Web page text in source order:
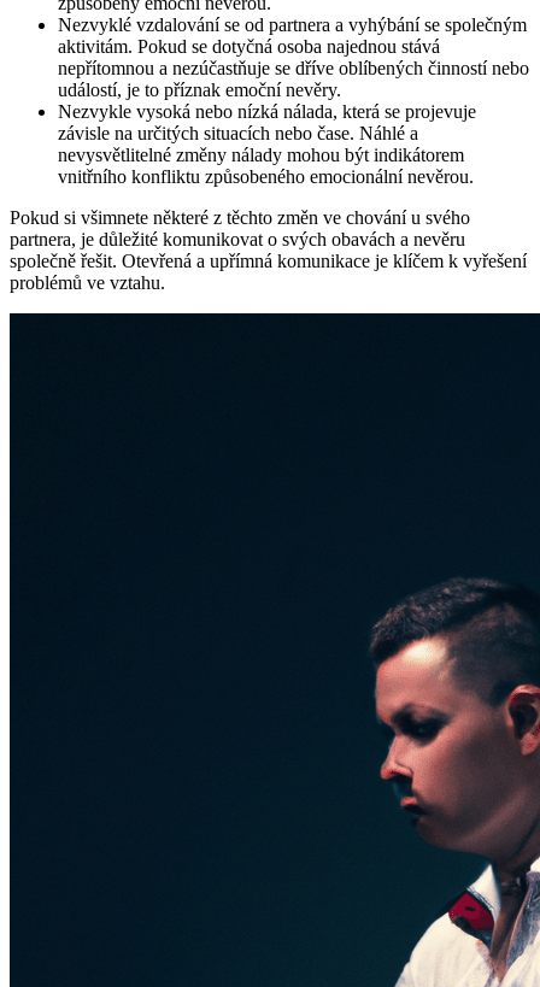
Nezvyklé vzdalování se od partnera a vyhýbání se společným
aktivitám. Pokud se dotyčná osoba najednou stává
nepřítomnou a nezúčastňuje se dříve oblíbených činností nebo
událostí, je to příznak emoční nevěry.
Nezvykle vysoká nebo nízká nálada, která se projevuje
závisle na určitých situacích nebo čase. Náhlé a
nevysvětlitelné změny nálady mohou být indikátorem
vnitřního konfliktu způsobeného emocionální nevěrou.
Pokud si všimnete některé z těchto změn ve chování u svého
partnera, je důležité komunikovat o svých obavách a nevěru
společně řešit. Otevřená a upřímná komunikace je klíčem k vyřešení
problémů ve vztahu.